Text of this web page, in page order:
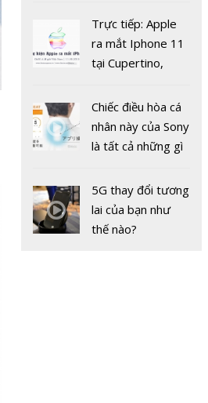
thành công trong
phân khúc 1000
USD
tranh cãi về nguồn
gốc
Trực tiếp: Apple
ra mắt Iphone 11
tại Cupertino,
Chiếc điều hòa cá
nhân này của Sony
là tất cả những gì
sót qua mùa hè
nóng nực
5G thay đổi tương
lai của bạn như
thế nào?